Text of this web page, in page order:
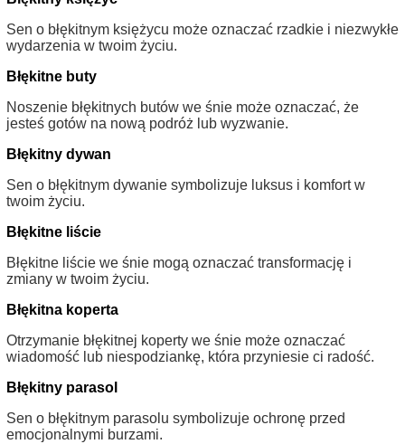
Sen o błękitnym księżycu może oznaczać rzadkie i niezwykłe
wydarzenia w twoim życiu.
Błękitne buty
Noszenie błękitnych butów we śnie może oznaczać, że
jesteś gotów na nową podróż lub wyzwanie.
Błękitny dywan
Sen o błękitnym dywanie symbolizuje luksus i komfort w
twoim życiu.
Błękitne liście
Błękitne liście we śnie mogą oznaczać transformację i
zmiany w twoim życiu.
Błękitna koperta
Otrzymanie błękitnej koperty we śnie może oznaczać
wiadomość lub niespodziankę, która przyniesie ci radość.
Błękitny parasol
Sen o błękitnym parasolu symbolizuje ochronę przed
emocjonalnymi burzami.